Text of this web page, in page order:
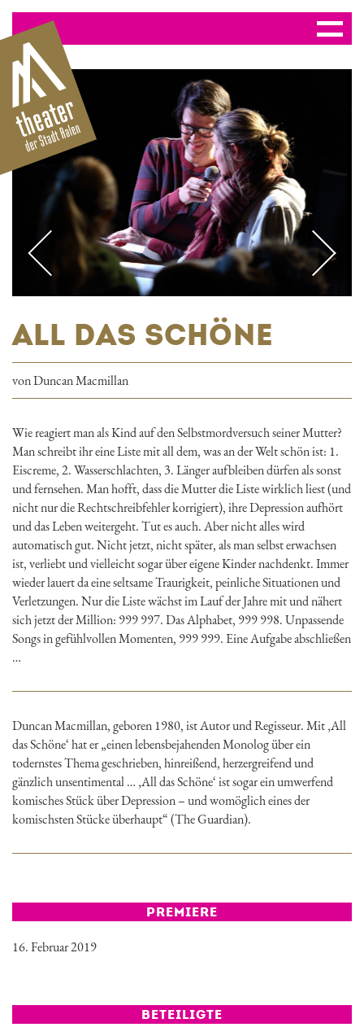
ALL DAS SCHÖNE
von Duncan Macmillan
Wie reagiert man als Kind auf den Selbstmordversuch seiner Mutter?
Man schreibt ihr eine Liste mit all dem, was an der Welt schön ist: 1.
Eiscreme, 2. Wasserschlachten, 3. Länger aufbleiben dürfen als sonst
und fernsehen. Man hofft, dass die Mutter die Liste wirklich liest (und
nicht nur die Rechtschreibfehler korrigiert), ihre Depression aufhört
und das Leben weitergeht. Tut es auch. Aber nicht alles wird
automatisch gut. Nicht jetzt, nicht später, als man selbst erwachsen
ist, verliebt und vielleicht sogar über eigene Kinder nachdenkt. Immer
wieder lauert da eine seltsame Traurigkeit, peinliche Situationen und
Verletzungen. Nur die Liste wächst im Lauf der Jahre mit und nähert
sich jetzt der Million: 999 997. Das Alphabet, 999 998. Unpassende
Songs in gefühlvollen Momenten, 999 999. Eine Aufgabe abschließen
…
Duncan Macmillan, geboren 1980, ist Autor und Regisseur. Mit ‚All
das Schöne‘ hat er „einen lebensbejahenden Monolog über ein
todernstes Thema geschrieben, hinreißend, herzergreifend und
gänzlich unsentimental … ‚All das Schöne‘ ist sogar ein umwerfend
komisches Stück über Depression – und womöglich eines der
komischsten Stücke überhaupt“ (The Guardian).
PREMIERE
16. Februar 2019
BETEILIGTE